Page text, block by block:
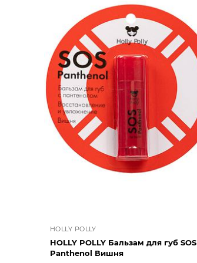
HOLLY POLLY
HOLLY POLLY Бальзам для губ SOS
Panthenol Вишня